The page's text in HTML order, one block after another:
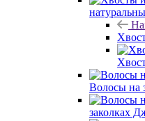
Волосы на
заколках